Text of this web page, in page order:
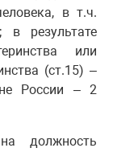
в т.ч.
результате
или
(ст.15) –
России – 2
должность